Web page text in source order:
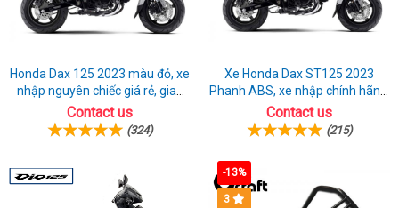
Honda Dax 125 2023 màu đỏ, xe
nhập nguyên chiếc giá rẻ, giao
hồ sơ ngay
Contact us
(324)
Xe Honda Dax ST125 2023
Phanh ABS, xe nhập chính hãng,
bán online giá rẻ
Contact us
(215)
-13%
3